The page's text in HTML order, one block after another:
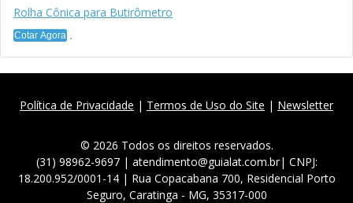
Rolha Cônica para Butirômetro
Cotar Agora
Política de Privacidade | Termos de Uso do Site | Newsletter
© 2026 Todos os direitos reservados.
(31) 98962-9697 | atendimento@guialat.com.br| CNPJ:
18.200.952/0001-14 | Rua Copacabana 700, Residencial Porto
Seguro, Caratinga - MG, 35317-000